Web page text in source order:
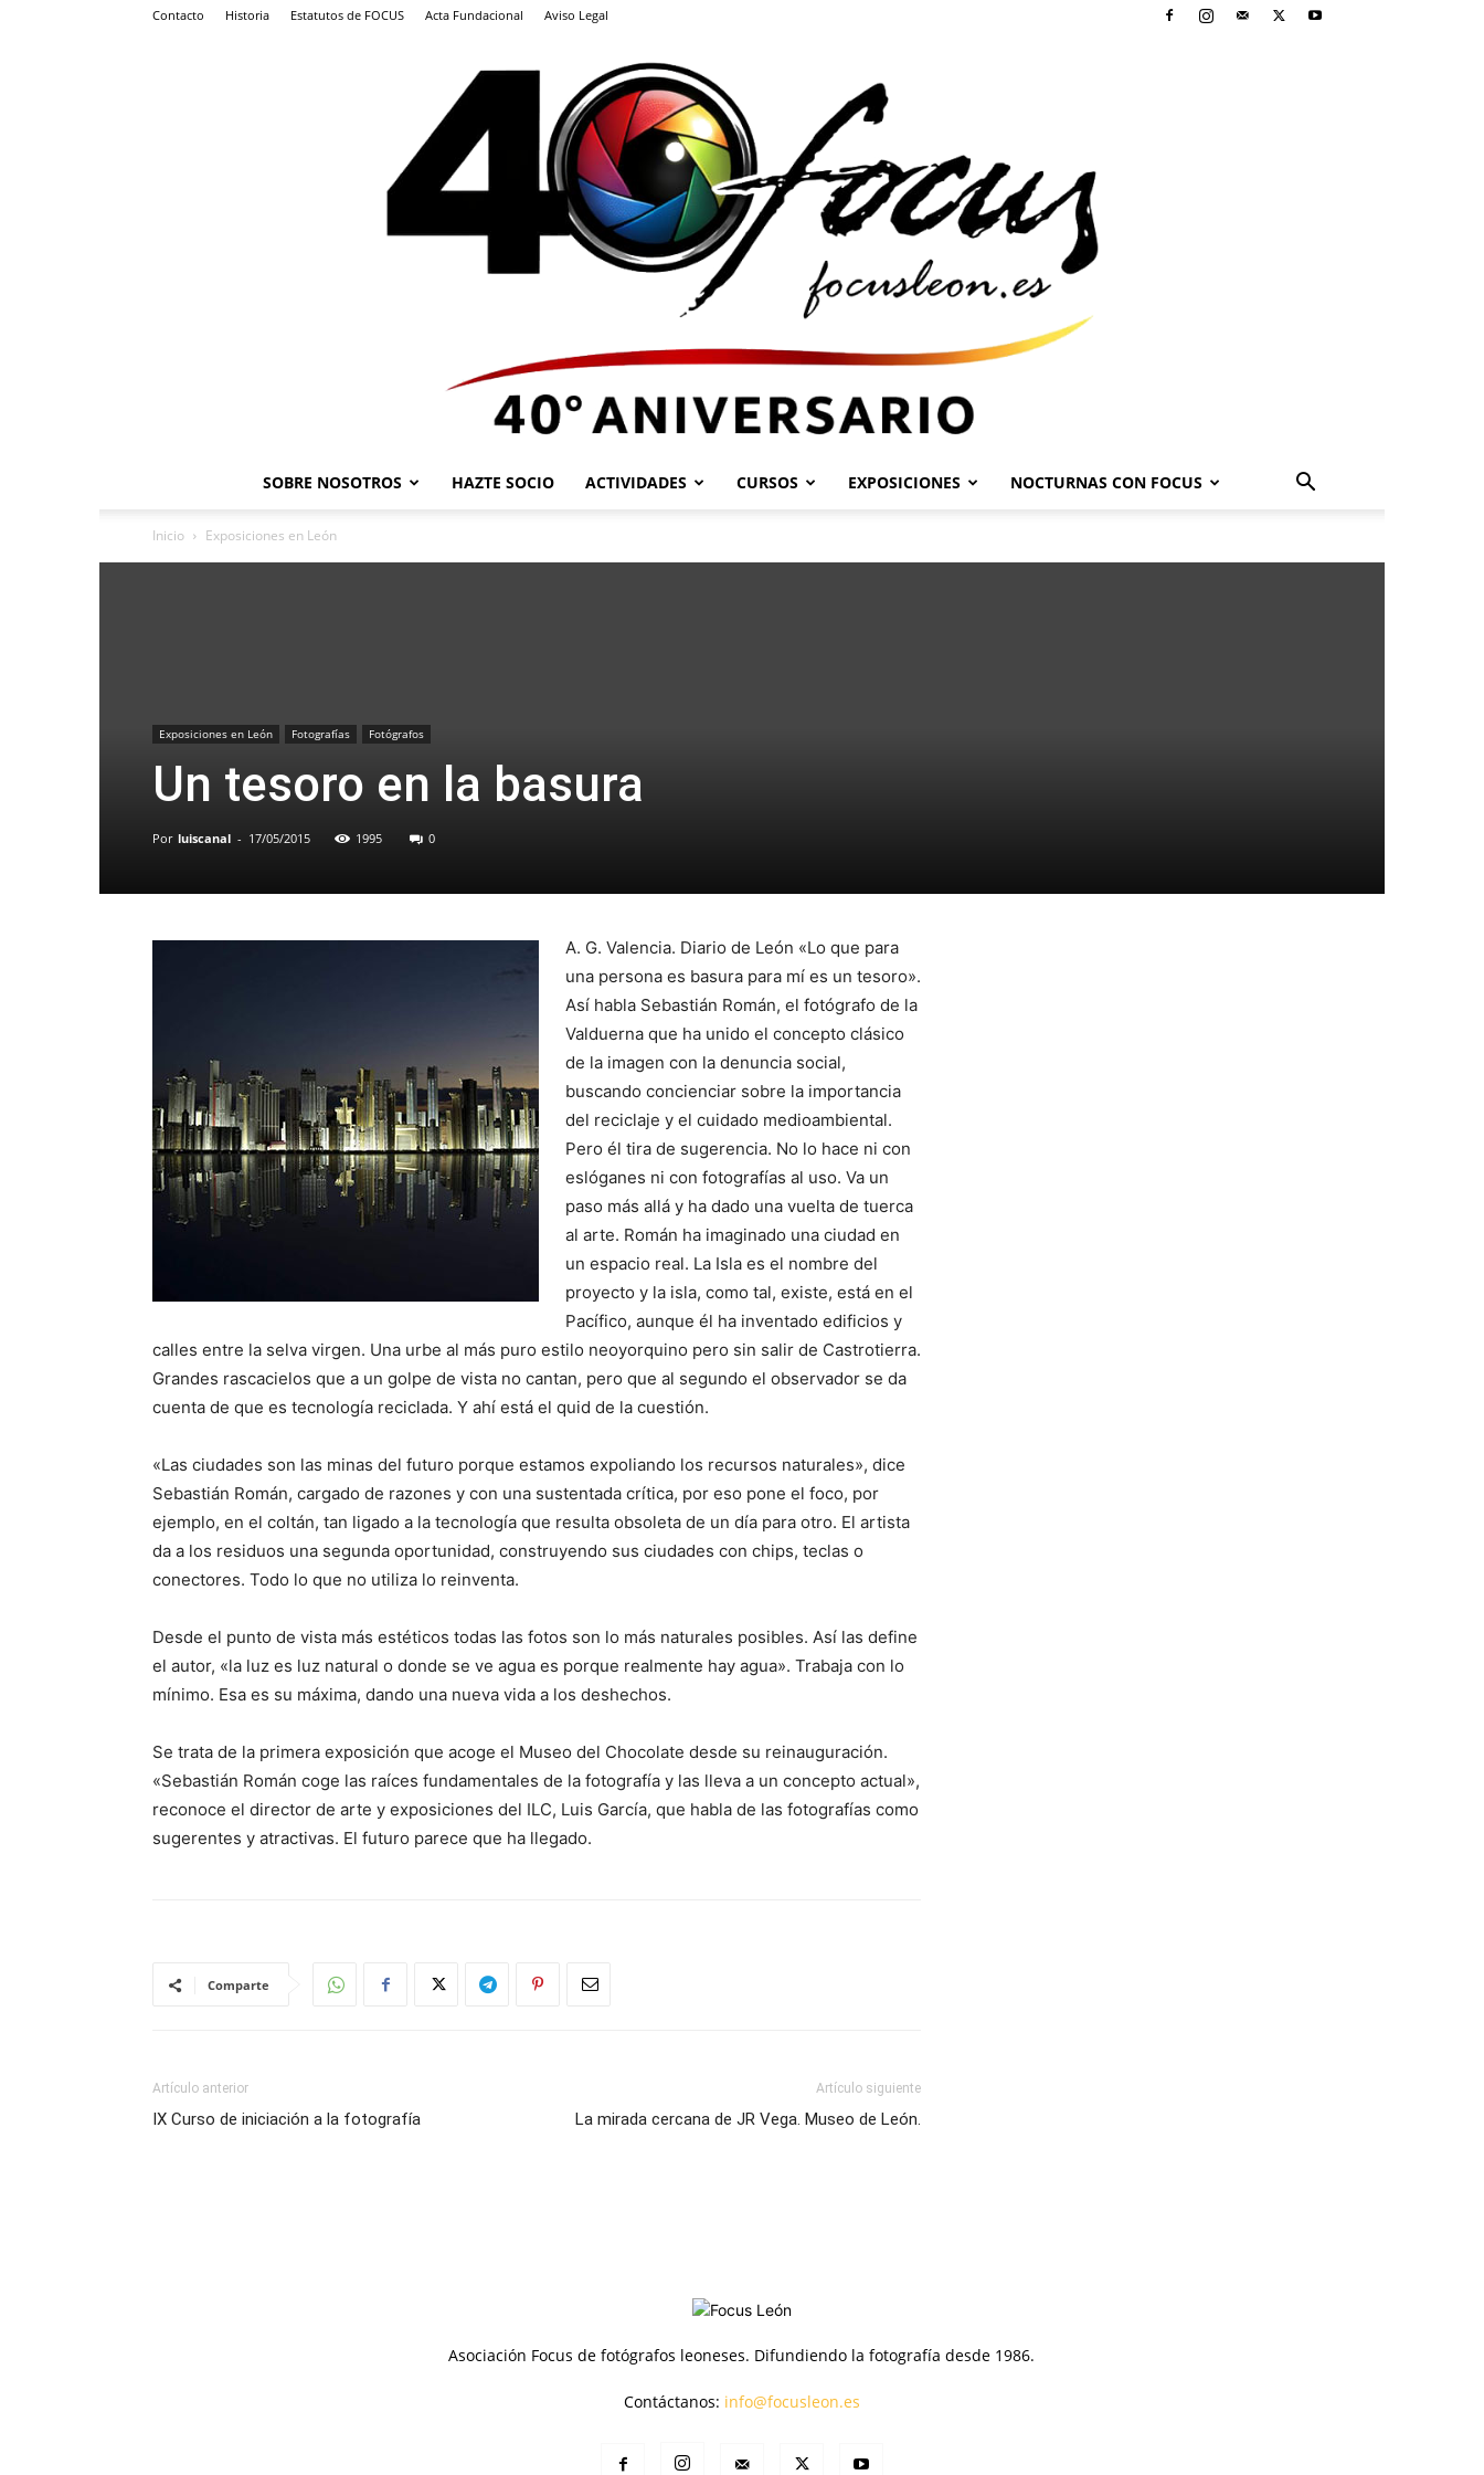
Contacto Historia Estatutos de FOCUS Acta Fundacional Aviso Legal
SOBRE NOSOTROS HAZTE SOCIO ACTIVIDADES CURSOS EXPOSICIONES NOCTURNAS CON FOCUS
Inicio Exposiciones en León
Exposiciones en León Fotografías Fotógrafos
Un tesoro en la basura
Por luiscanal - 17/05/2015 1995 0
A. G. Valencia. Diario de León «Lo que para
una persona es basura para mí es un tesoro».
Así habla Sebastián Román, el fotógrafo de la
Valduerna que ha unido el concepto clásico
de la imagen con la denuncia social,
buscando concienciar sobre la importancia
del reciclaje y el cuidado medioambiental.
Pero él tira de sugerencia. No lo hace ni con
eslóganes ni con fotografías al uso. Va un
paso más allá y ha dado una vuelta de tuerca
al arte. Román ha imaginado una ciudad en
un espacio real. La Isla es el nombre del
proyecto y la isla, como tal, existe, está en el
Pacífico, aunque él ha inventado edificios y
calles entre la selva virgen. Una urbe al más puro estilo neoyorquino pero sin salir de Castrotierra.
Grandes rascacielos que a un golpe de vista no cantan, pero que al segundo el observador se da
cuenta de que es tecnología reciclada. Y ahí está el quid de la cuestión.
«Las ciudades son las minas del futuro porque estamos expoliando los recursos naturales», dice
Sebastián Román, cargado de razones y con una sustentada crítica, por eso pone el foco, por
ejemplo, en el coltán, tan ligado a la tecnología que resulta obsoleta de un día para otro. El artista
da a los residuos una segunda oportunidad, construyendo sus ciudades con chips, teclas o
conectores. Todo lo que no utiliza lo reinventa.
Desde el punto de vista más estéticos todas las fotos son lo más naturales posibles. Así las define
el autor, «la luz es luz natural o donde se ve agua es porque realmente hay agua». Trabaja con lo
mínimo. Esa es su máxima, dando una nueva vida a los deshechos.
Se trata de la primera exposición que acoge el Museo del Chocolate desde su reinauguración.
«Sebastián Román coge las raíces fundamentales de la fotografía y las lleva a un concepto actual»,
reconoce el director de arte y exposiciones del ILC, Luis García, que habla de las fotografías como
sugerentes y atractivas. El futuro parece que ha llegado.
Comparte
Artículo anterior
IX Curso de iniciación a la fotografía
Artículo siguiente
La mirada cercana de JR Vega. Museo de León.
Asociación Focus de fotógrafos leoneses. Difundiendo la fotografía desde 1986.
Contáctanos: info@focusleon.es